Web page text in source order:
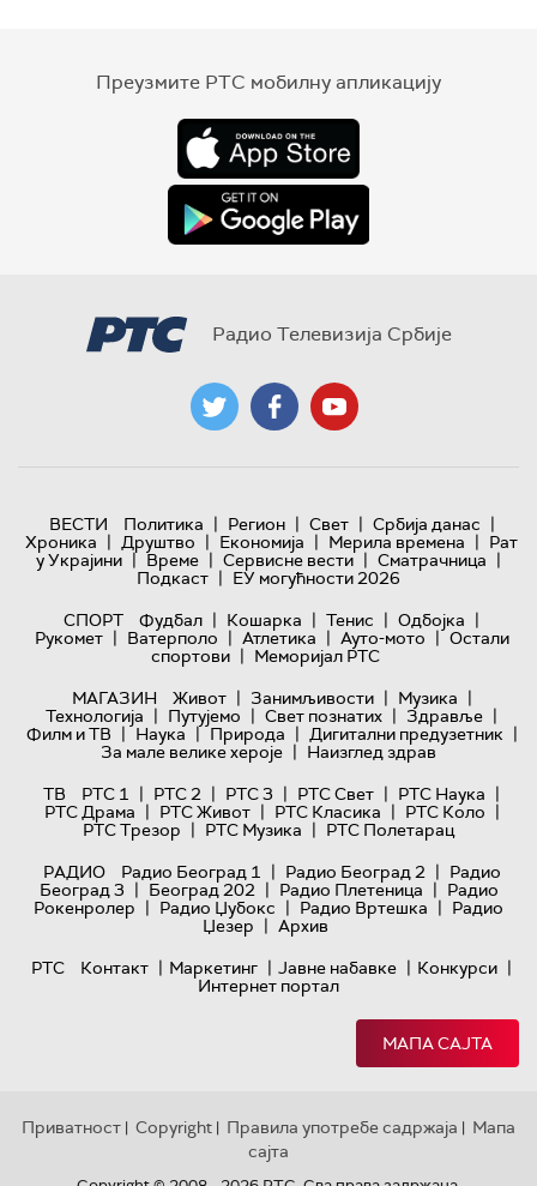
Преузмите РТС мобилну апликацију
Радио Телевизија Србије
ВЕСТИ Политика | Регион | Свет | Србија данас |
Хроника | Друштво | Економија | Мерила времена | Рат
у Украјини | Време | Сервисне вести | Сматрачница |
Подкаст | ЕУ могућности 2026
СПОРТ
Фудбал | Кошарка | Тенис | Одбојка |
Рукомет | Ватерполо | Атлетика | Ауто-мото | Остали
спортови | Меморијал РТС
МАГАЗИН
Живот | Занимљивости | Музика |
Технологијa | Путујемо | Свет познатих | Здравље |
Филм и ТВ | Наука | Природа | Дигитални предузетник |
За мале велике хероје | Наизглед здрав
ТВ
РТС 1 | РТС 2 | РТС 3 | РТС Свет | РТС Наука |
РТС Драма | РТС Живот | РТС Класика | РТС Коло |
РТС Трезор | РТС Музика | РТС Полетарац
РАДИО
Радио Београд 1 | Радио Београд 2 | Радио
Београд 3 | Београд 202 | Радио Плетеница | Радио
Рокенролер | Радио Џубокс | Радио Вртешка | Радио
Џезер | Архив
РТС
Контакт | Маркетинг | Јавне набавке | Конкурси |
Интернет портал
МАПА САЈТА
Приватност | Copyright | Правила употребе садржаја | Мапа
сајта